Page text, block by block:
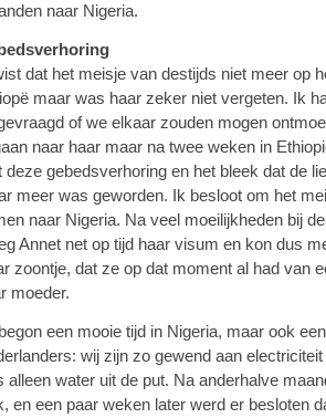
naar Nigeria.
dat het meisje van destijds niet meer op
maar was haar zeker niet vergeten. Ik
of we elkaar zouden mogen
naar haar maar na twee weken in
deze gebedsverhoring en het bleek dat de
meer was geworden. Ik besloot om het
naar Nigeria. Na veel moeilijkheden bij
Annet net op tijd haar visum en kon dus
zoontje, dat ze op dat moment al had van
moeder.
een mooie tijd in Nigeria, maar ook
wij zijn zo gewend aan
alleen water uit de put. Na anderhalve
en een paar weken later werd er besloten